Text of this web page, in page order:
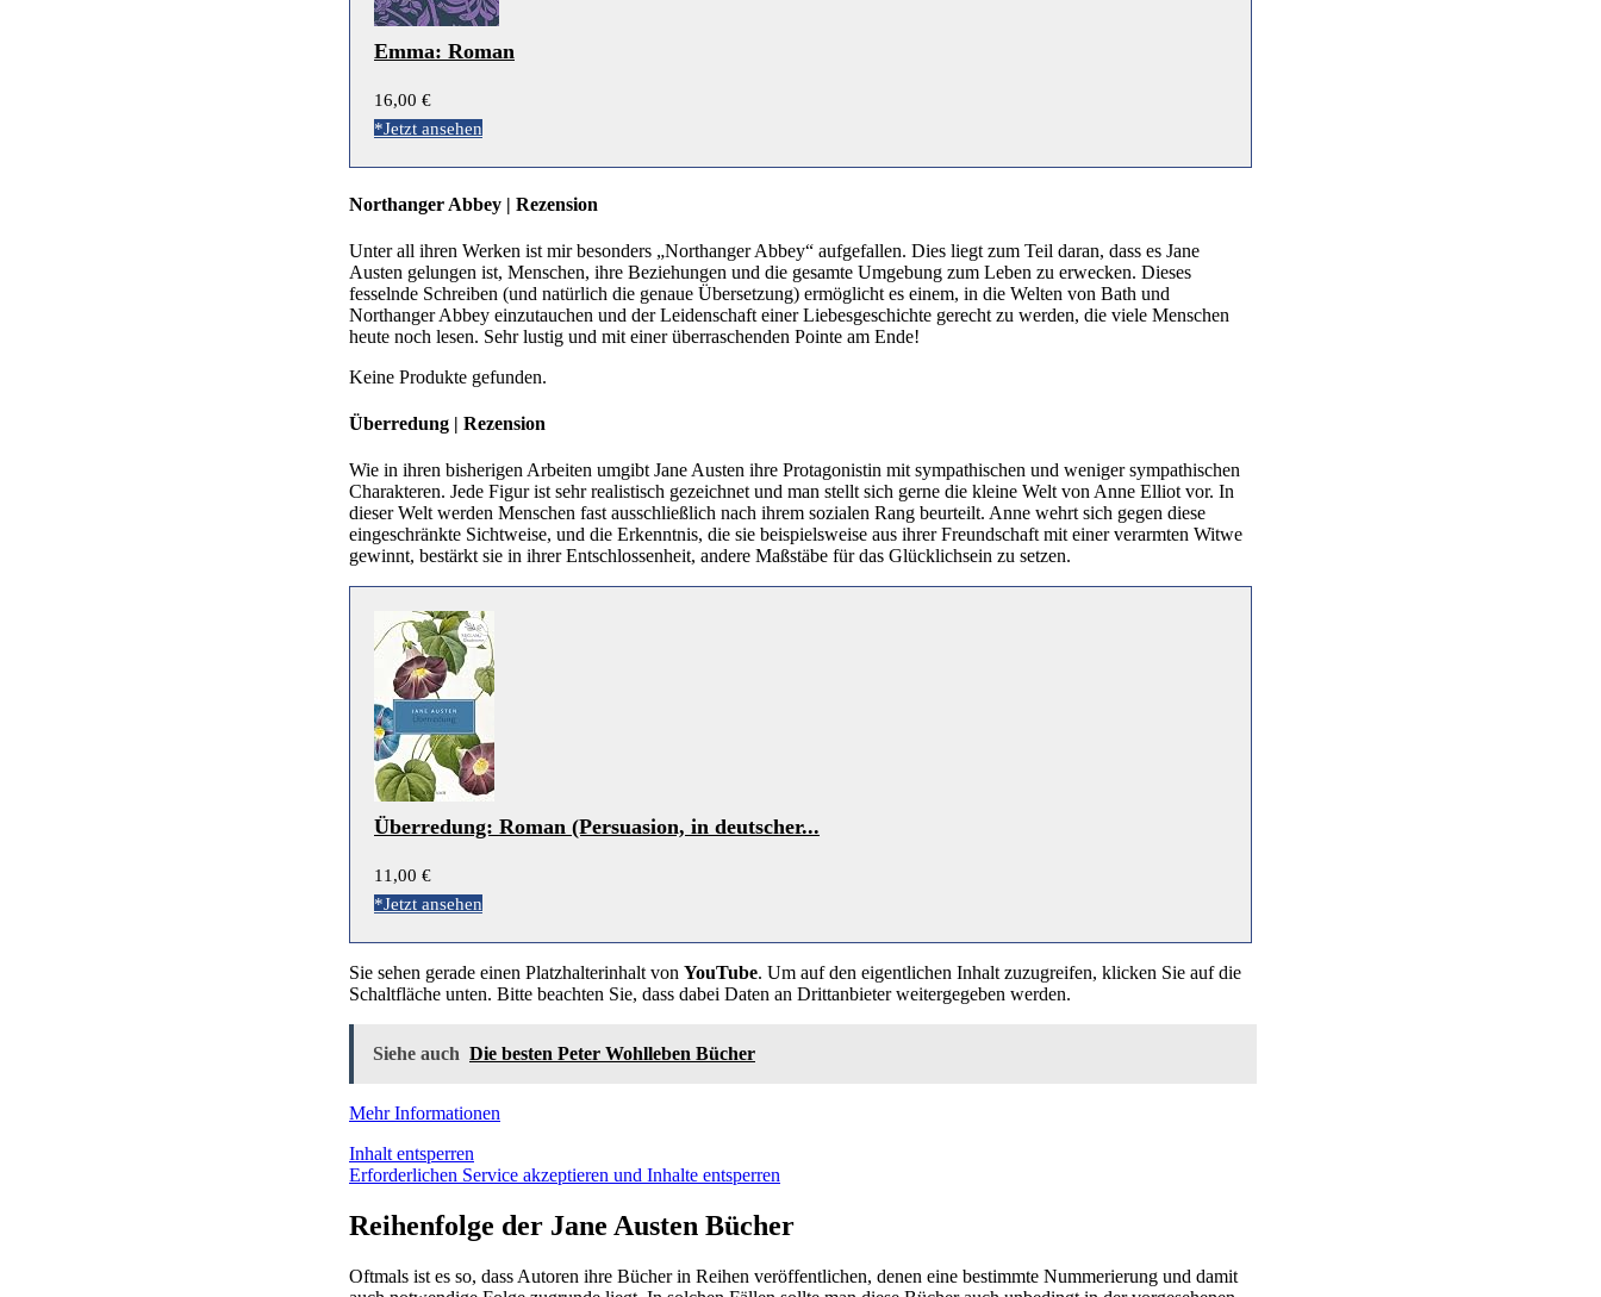
Emma: Roman
16,00 €
*Jetzt ansehen
Northanger Abbey | Rezension
Unter all ihren Werken ist mir besonders „Northanger Abbey“ aufgefallen. Dies liegt zum Teil daran, dass es Jane
Austen gelungen ist, Menschen, ihre Beziehungen und die gesamte Umgebung zum Leben zu erwecken. Dieses
fesselnde Schreiben (und natürlich die genaue Übersetzung) ermöglicht es einem, in die Welten von Bath und
Northanger Abbey einzutauchen und der Leidenschaft einer Liebesgeschichte gerecht zu werden, die viele Menschen
heute noch lesen. Sehr lustig und mit einer überraschenden Pointe am Ende!
Keine Produkte gefunden.
Überredung | Rezension
Wie in ihren bisherigen Arbeiten umgibt Jane Austen ihre Protagonistin mit sympathischen und weniger sympathischen
Charakteren. Jede Figur ist sehr realistisch gezeichnet und man stellt sich gerne die kleine Welt von Anne Elliot vor. In
dieser Welt werden Menschen fast ausschließlich nach ihrem sozialen Rang beurteilt. Anne wehrt sich gegen diese
eingeschränkte Sichtweise, und die Erkenntnis, die sie beispielsweise aus ihrer Freundschaft mit einer verarmten Witwe
gewinnt, bestärkt sie in ihrer Entschlossenheit, andere Maßstäbe für das Glücklichsein zu setzen.
Überredung: Roman (Persuasion, in deutscher...
11,00 €
*Jetzt ansehen
Sie sehen gerade einen Platzhalterinhalt von YouTube. Um auf den eigentlichen Inhalt zuzugreifen, klicken Sie auf die
Schaltfläche unten. Bitte beachten Sie, dass dabei Daten an Drittanbieter weitergegeben werden.
Siehe auch Die besten Peter Wohlleben Bücher
Mehr Informationen
Inhalt entsperren
Erforderlichen Service akzeptieren und Inhalte entsperren
Reihenfolge der Jane Austen Bücher
Oftmals ist es so, dass Autoren ihre Bücher in Reihen veröffentlichen, denen eine bestimmte Nummerierung und damit